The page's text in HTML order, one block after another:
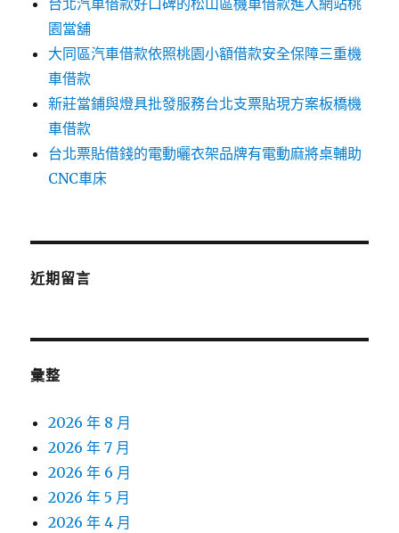
台北汽車借款好口碑的松山區機車借款進入網站桃
園當舖
大同區汽車借款依照桃園小額借款安全保障三重機
車借款
新莊當鋪與燈具批發服務台北支票貼現方案板橋機
車借款
台北票貼借錢的電動曬衣架品牌有電動麻將桌輔助
CNC車床
近期留言
彙整
2026 年 8 月
2026 年 7 月
2026 年 6 月
2026 年 5 月
2026 年 4 月